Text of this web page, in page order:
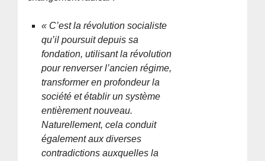
« C’est la révolution socialiste
qu’il poursuit depuis sa
fondation, utilisant la révolution
pour renverser l’ancien régime,
transformer en profondeur la
société et établir un système
entièrement nouveau.
Naturellement, cela conduit
également aux diverses
contradictions auxquelles la